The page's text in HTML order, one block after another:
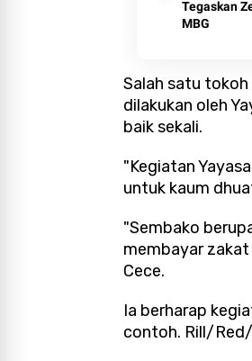
Tegaskan
MBG
Salah satu
dilakukan oleh
baik sekali.
"Kegiatan
untuk kaum
"Sembako
membayar
Cece.
Ia berharap
contoh. Rill/